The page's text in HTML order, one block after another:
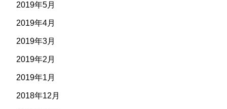
2019年5月
2019年4月
2019年3月
2019年2月
2019年1月
2018年12月